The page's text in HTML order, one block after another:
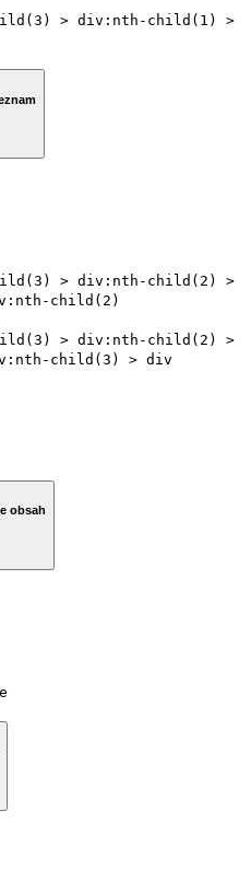
> div:nth-child(1) >
> div:nth-child(2) >
child(2)
> div:nth-child(2) >
child(3) > div
obsah